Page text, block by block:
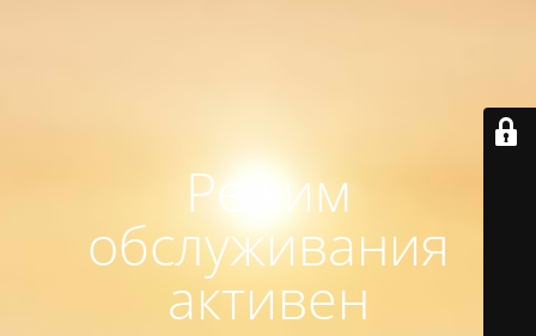
Режим
обслуживания
активен